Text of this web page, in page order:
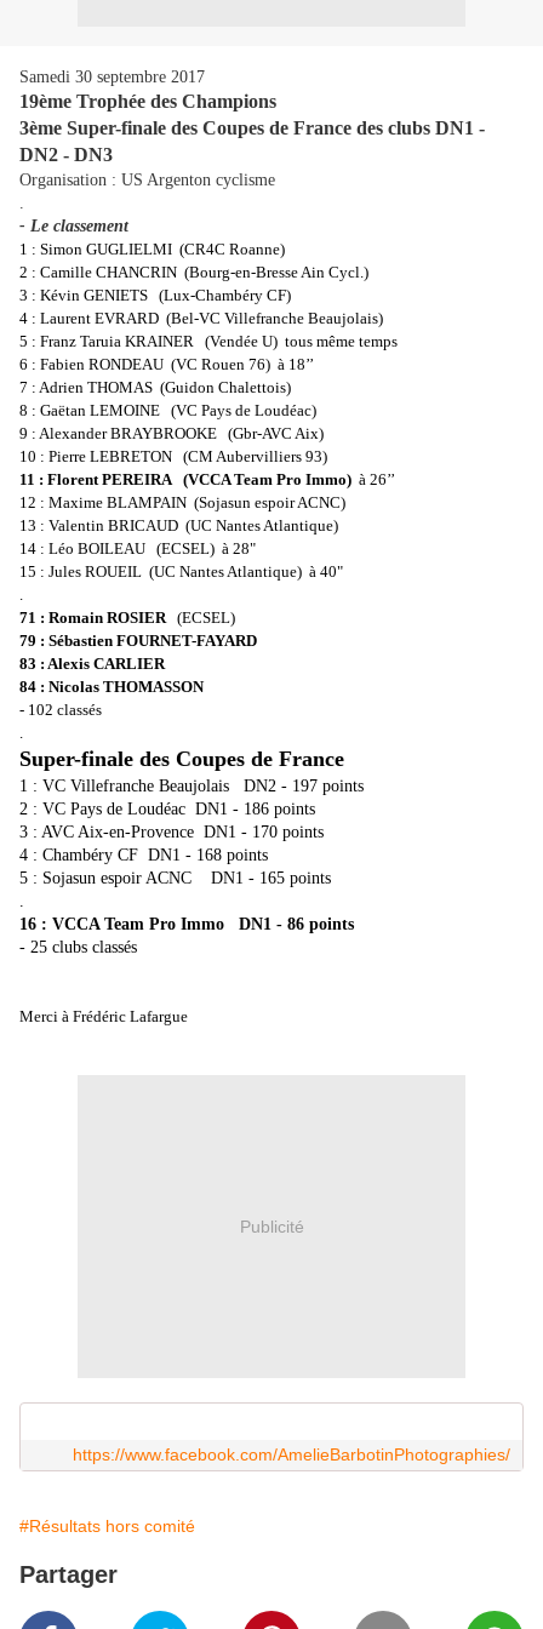
Samedi 30 septembre 2017
19ème Trophée des Champions
3ème Super-finale des Coupes de France des clubs DN1 -
DN2 - DN3
Organisation : US Argenton cyclisme
.
- Le classement
1 : Simon GUGLIELMI (CR4C Roanne)
2 : Camille CHANCRIN (Bourg-en-Bresse Ain Cycl.)
3 : Kévin GENIETS (Lux-Chambéry CF)
4 : Laurent EVRARD (Bel-VC Villefranche Beaujolais)
5 : Franz Taruia KRAINER (Vendée U) tous même temps
6 : Fabien RONDEAU (VC Rouen 76) à 18’’
7 : Adrien THOMAS (Guidon Chalettois)
8 : Gaëtan LEMOINE (VC Pays de Loudéac)
9 : Alexander BRAYBROOKE (Gbr-AVC Aix)
10 : Pierre LEBRETON (CM Aubervilliers 93)
11 : Florent PEREIRA (VCCA Team Pro Immo) à 26’’
12 : Maxime BLAMPAIN (Sojasun espoir ACNC)
13 : Valentin BRICAUD (UC Nantes Atlantique)
14 : Léo BOILEAU (ECSEL) à 28"
15 : Jules ROUEIL (UC Nantes Atlantique) à 40"
.
71 : Romain ROSIER (ECSEL)
79 : Sébastien FOURNET-FAYARD
83 : Alexis CARLIER
84 : Nicolas THOMASSON
- 102 classés
.
Super-finale des Coupes de France
1 : VC Villefranche Beaujolais DN2 - 197 points
2 : VC Pays de Loudéac DN1 - 186 points
3 : AVC Aix-en-Provence DN1 - 170 points
4 : Chambéry CF DN1 - 168 points
5 : Sojasun espoir ACNC DN1 - 165 points
.
16 : VCCA Team Pro Immo DN1 - 86 points
- 25 clubs classés
Merci à Frédéric Lafargue
Publicité
https://www.facebook.com/AmelieBarbotinPhotographies/
#Résultats hors comité
Partager